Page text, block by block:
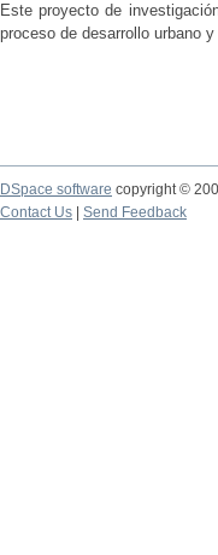
Este proyecto de
proceso de desarrollo urbano
DSpace software copyright ©
Contact Us
Send Feedback